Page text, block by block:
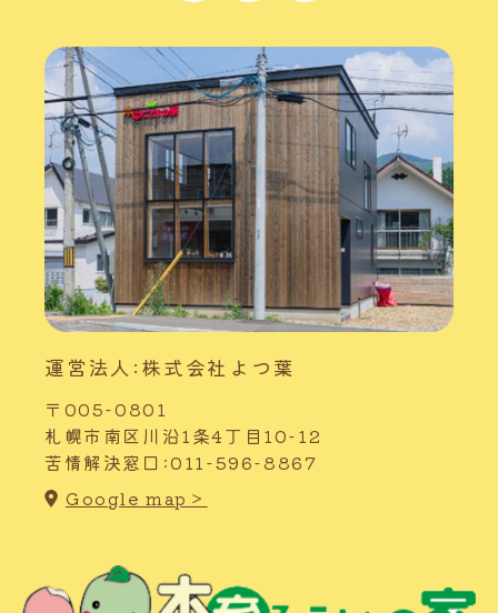
運営法人:株式会社よつ葉
〒005-0801
札幌市南区川沿1条4丁目10-12
苦情解決窓口:011-596-8867
Google map＞